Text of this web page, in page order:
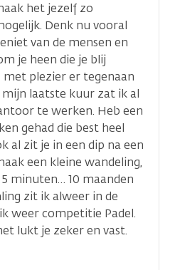
het jezelf zo
Denk nu vooral
van de mensen en
je heen die je blij
met plezier er tegenaan
mijn laatste kuur zat ik al
te werken. Heb een
gehad die best heel
al zit je in een dip na een
een kleine wandeling,
minuten… 10 maanden
zit ik alweer in de
weer competitie Padel.
lukt je zeker en vast.